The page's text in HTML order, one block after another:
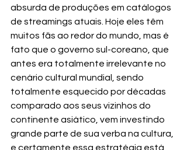
absurda de produções em catálogos
de streamings atuais. Hoje eles têm
muitos fãs ao redor do mundo, mas é
fato que o governo sul-coreano, que
antes era totalmente irrelevante no
cenário cultural mundial, sendo
totalmente esquecido por décadas
comparado aos seus vizinhos do
continente asiático, vem investindo
grande parte de sua verba na cultura,
e certamente essa estratégia está